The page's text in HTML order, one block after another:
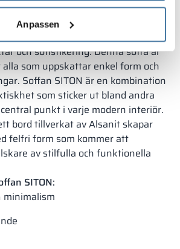
Anpassen
det möjligt att anpassa den efter
och inredning. Den passar
med hög standard och innovativ stil,
och sofistikering. Denna soffa är
som uppskattar enkel form och
Soffan SITON är en kombination
som sticker ut bland andra
punkt i varje modern interiör.
bord tillverkat av Alsanit skapar
felfri form som kommer att
av stilfulla och funktionella
SITON:
minimalism